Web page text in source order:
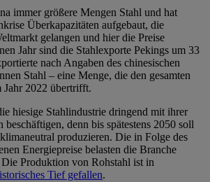
immer größere Mengen Stahl und hat
Überkapazitäten aufgebaut, die
gelangen und hier die Preise
Jahr sind die Stahlexporte Pekings um 33
nach Angaben des chinesischen
Stahl – eine Menge, die den gesamten
2022 übertrifft.
hiesige Stahlindustrie dringend mit ihrer
beschäftigen, denn bis spätestens 2050 soll
produzieren. Die in Folge des
Energiepreise belasten die Branche
Produktion von Rohstahl ist in
Tief gefallen.